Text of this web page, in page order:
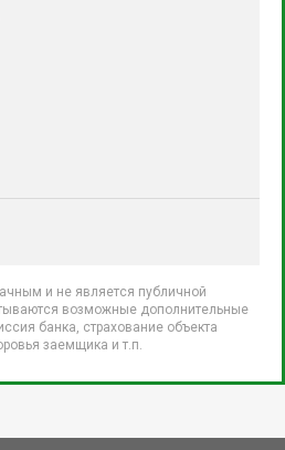
и не является публичной
возможные дополнительные
банка, страхование объекта
заемщика и т.п.